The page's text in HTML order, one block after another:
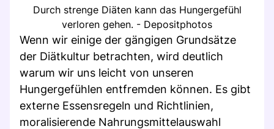
Durch strenge Diäten kann das Hungergefühl
verloren gehen. - Depositphotos
Wenn wir einige der gängigen Grundsätze
der Diätkultur betrachten, wird deutlich
warum wir uns leicht von unseren
Hungergefühlen entfremden können. Es gibt
externe Essensregeln und Richtlinien,
moralisierende Nahrungsmittelauswahl